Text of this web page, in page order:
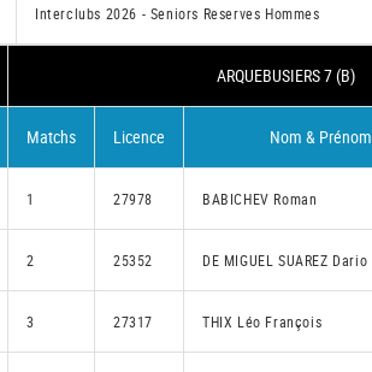
Interclubs 2026 - Seniors Reserves Hommes
ARQUEBUSIERS 7 (B)
Matchs Licence Nom & Prénom
1 27978 BABICHEV Roman
2 25352 DE MIGUEL SUAREZ Dario
3 27317 THIX Léo François